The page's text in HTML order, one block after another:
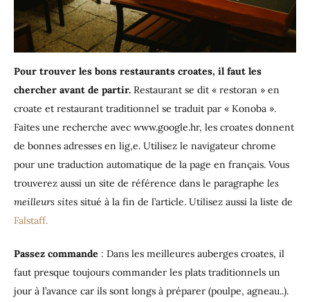
Pour trouver les bons restaurants croates, il faut les
chercher avant de partir. Restaurant se dit « restoran » en
croate et restaurant traditionnel se traduit par « Konoba ».
Faites une recherche avec www.google.hr, les croates donnent
de bonnes adresses en lig,e. Utilisez le navigateur chrome
pour une traduction automatique de la page en français. Vous
trouverez aussi un site de référence dans le paragraphe les
meilleurs sites situé à la fin de l’article. Utilisez aussi la liste de
Falstaff.
Passez commande : Dans les meilleures auberges croates, il
faut presque toujours commander les plats traditionnels un
jour à l’avance car ils sont longs à préparer (poulpe, agneau..).